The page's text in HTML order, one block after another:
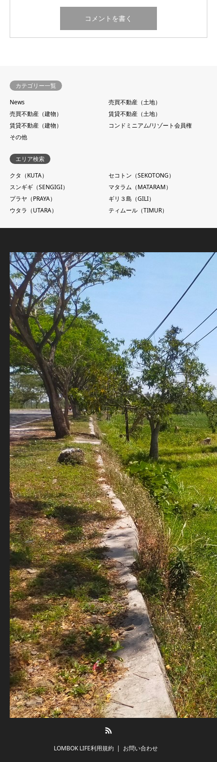
カテゴリー一覧
News
売買不動産（土地）
売買不動産（建物）
賃貸不動産（土地）
賃貸不動産（建物）
コンドミニアム/リゾート会員権
その他
エリア検索
クタ（KUTA）
セコトン（SEKOTONG）
スンギギ（SENGIGI）
マタラム（MATARAM）
プラヤ（PRAYA）
ギリ３島（GILI）
ウタラ（UTARA）
ティムール（TIMUR）
LOMBOK LIFE利用規約 お問い合わせ